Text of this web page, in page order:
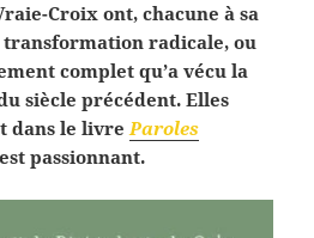
Croix ont, chacune à sa
radicale, ou
complet qu’a vécu la
siècle précédent. Elles
dans le livreParoles
passionnant.